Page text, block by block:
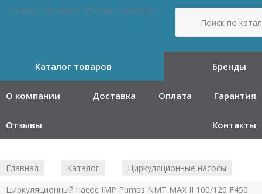
Подбор · Продажа · Монтаж · Гарантия
Каталог товаров Бренды
О компании Доставка Оплата Гарантия
Отзывы Контакты
Главная Каталог Циркуляционные насосы
Циркуляционный насос IMP Pumps NMT MAX II 100/120 F450